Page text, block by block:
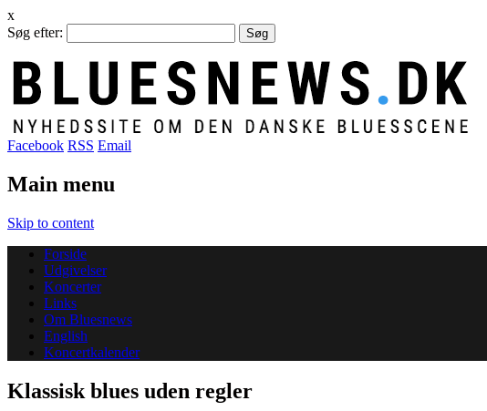
x
Søg efter:
Facebook RSS Email
Main menu
Skip to content
Forside
Udgivelser
Koncerter
Links
Om Bluesnews
English
Koncertkalender
Klassisk blues uden regler